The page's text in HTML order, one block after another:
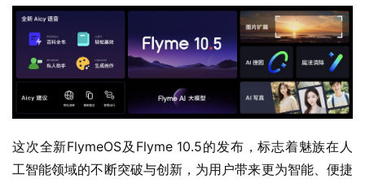
这次全新FlymeOS及Flyme 10.5的发布，标志着魅族在人
工智能领域的不断突破与创新，为用户带来更为智能、便捷